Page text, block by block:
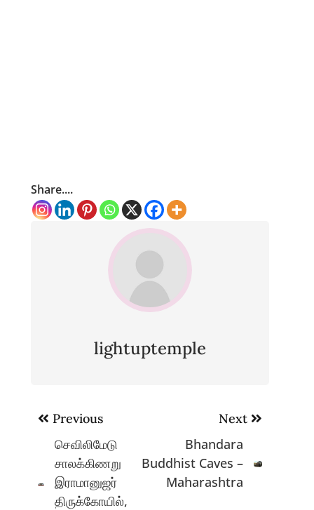
Share....
lightuptemple
Post
navigation
Previous
செவிலிமேடு
சாலக்கிணறு
இராமானுஜர்
திருக்கோயில்,
Next
Bhandara
Buddhist Caves –
Maharashtra